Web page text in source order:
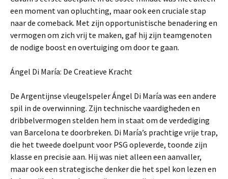
een moment van opluchting, maar ook een cruciale stap
naar de comeback. Met zijn opportunistische benadering en
vermogen om zich vrij te maken, gaf hij zijn teamgenoten
de nodige boost en overtuiging om door te gaan.
Ángel Di María: De Creatieve Kracht
De Argentijnse vleugelspeler Ángel Di María was een andere
spil in de overwinning. Zijn technische vaardigheden en
dribbelvermogen stelden hem in staat om de verdediging
van Barcelona te doorbreken. Di María’s prachtige vrije trap,
die het tweede doelpunt voor PSG opleverde, toonde zijn
klasse en precisie aan. Hij was niet alleen een aanvaller,
maar ook een strategische denker die het spel kon lezen en